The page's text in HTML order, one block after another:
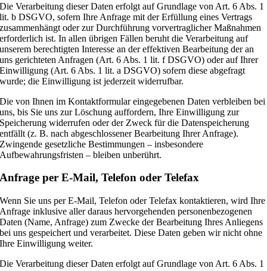
Die Verarbeitung dieser Daten erfolgt auf Grundlage von Art. 6 Abs. 1
lit. b DSGVO, sofern Ihre Anfrage mit der Erfüllung eines Vertrags
zusammenhängt oder zur Durchführung vorvertraglicher Maßnahmen
erforderlich ist. In allen übrigen Fällen beruht die Verarbeitung auf
unserem berechtigten Interesse an der effektiven Bearbeitung der an
uns gerichteten Anfragen (Art. 6 Abs. 1 lit. f DSGVO) oder auf Ihrer
Einwilligung (Art. 6 Abs. 1 lit. a DSGVO) sofern diese abgefragt
wurde; die Einwilligung ist jederzeit widerrufbar.
Die von Ihnen im Kontaktformular eingegebenen Daten verbleiben bei
uns, bis Sie uns zur Löschung auffordern, Ihre Einwilligung zur
Speicherung widerrufen oder der Zweck für die Datenspeicherung
entfällt (z. B. nach abgeschlossener Bearbeitung Ihrer Anfrage).
Zwingende gesetzliche Bestimmungen – insbesondere
Aufbewahrungsfristen – bleiben unberührt.
Anfrage per E-Mail, Telefon oder Telefax
Wenn Sie uns per E-Mail, Telefon oder Telefax kontaktieren, wird Ihre
Anfrage inklusive aller daraus hervorgehenden personenbezogenen
Daten (Name, Anfrage) zum Zwecke der Bearbeitung Ihres Anliegens
bei uns gespeichert und verarbeitet. Diese Daten geben wir nicht ohne
Ihre Einwilligung weiter.
Die Verarbeitung dieser Daten erfolgt auf Grundlage von Art. 6 Abs. 1